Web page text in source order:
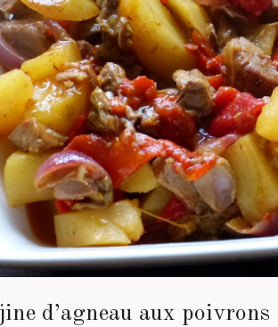
d’agneau aux poivrons